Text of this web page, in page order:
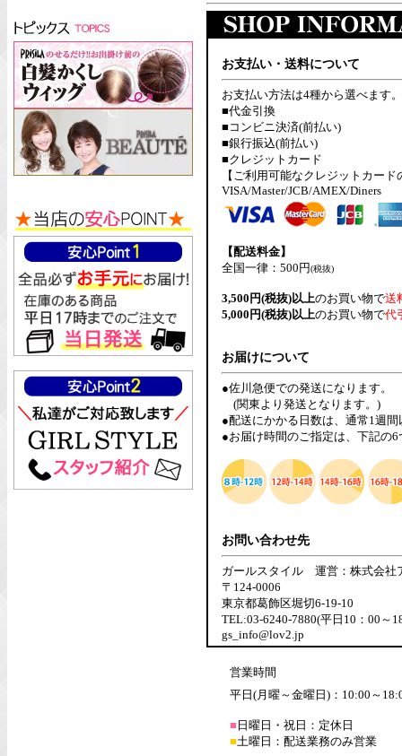
お支払い・送料について
お支払い方法は4種から選べます。
■代金引換
■コンビニ決済(前払い)
■銀行振込(前払い)
■クレジットカード
【ご利用可能なクレジットカード
VISA/Master/JCB/AMEX/Diners
【配送料金】
全国一律：500円(税抜)
3,500円(税抜)以上のお買い物で送
5,000円(税抜)以上のお買い物で代
お届けについて
●佐川急便での発送になります。
(関東より発送となります。)
●配送にかかる日数は、通常1週
●お届け時間のご指定は、下記の
お問い合わせ先
ガールスタイル 運営：株式会社
〒124-0006
東京都葛飾区堀切6-19-10
TEL:03-6240-7880(平日10：00～
gs_info@lov2.jp
営業時間
平日(月曜～金曜日)：10:00～
■ 日曜日・祝日：定休日
■土曜日：配送業務のみ営業